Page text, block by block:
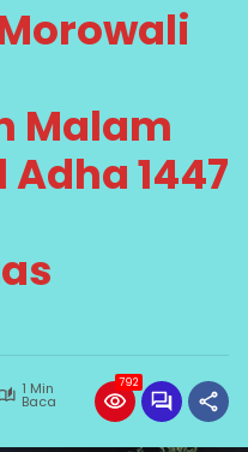
Malam
1447
1 Min
Baca
792